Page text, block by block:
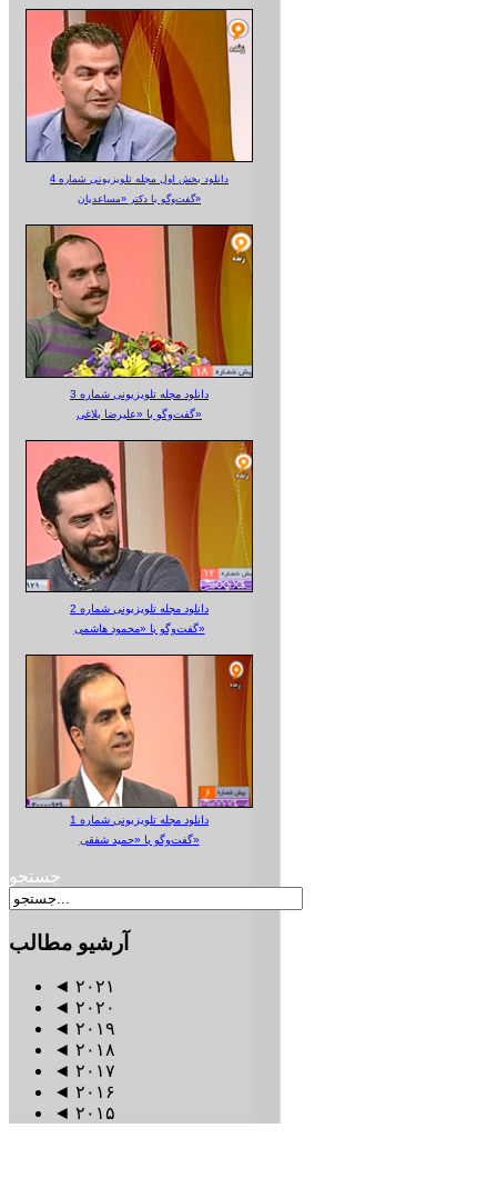
دانلود بخش اول مجله تلویزیونی شماره 4
گفت‌وگو با دکتر «مساعدیان»
دانلود مجله تلویزیونی شماره 3
گفت‌وگو با «علیرضا بلاغی»
دانلود مجله تلویزیونی شماره 2
گفت‌وگو با «محمود هاشمی»
دانلود مجله تلویزیونی شماره 1
گفت‌وگو با «حمید شفقی»
جستجو
آرشیو مطالب
◄ ۲۰۲۱
◄ ۲۰۲۰
◄ ۲۰۱۹
◄ ۲۰۱۸
◄ ۲۰۱۷
◄ ۲۰۱۶
◄ ۲۰۱۵